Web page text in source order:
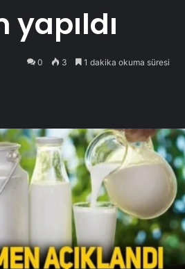
0 3 1 dakika okuma süresi